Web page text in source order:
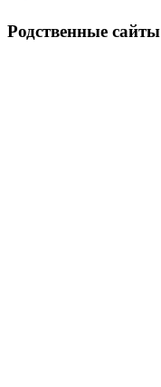
Родственные сайты